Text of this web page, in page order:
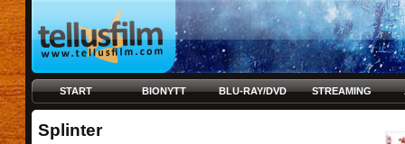
START BIONYTT BLU-RAY/DVD STREAMING
Splinter